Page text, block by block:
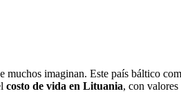
muchos imaginan. Este país báltico
costo de vida en Lituania, con valores